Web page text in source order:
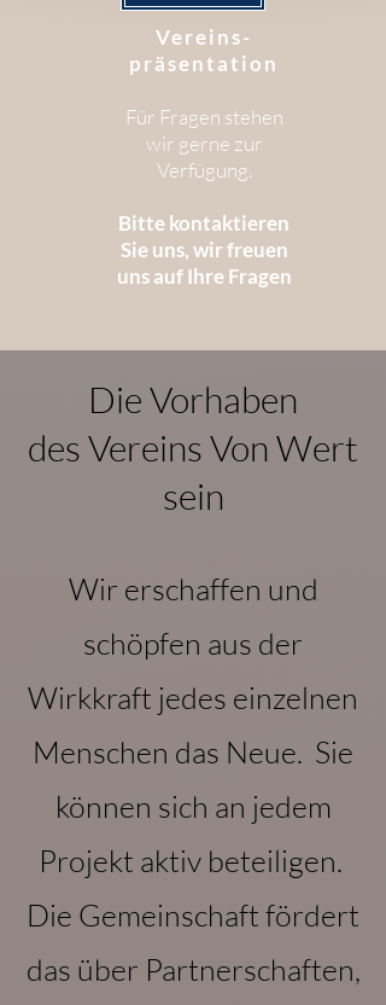
Vereins-
präsentation
Für Fragen stehen
wir gerne zur
Verfügung.
Bitte kontaktieren
Sie uns, wir freuen
uns auf Ihre Fragen
Die Vorhaben
des Vereins Von Wert
sein
Wir erschaffen und
schöpfen aus der
Wirkkraft jedes einzelnen
Menschen das Neue. Sie
können sich an jedem
Projekt aktiv beteiligen.
Die Gemeinschaft fördert
das über Partnerschaften,